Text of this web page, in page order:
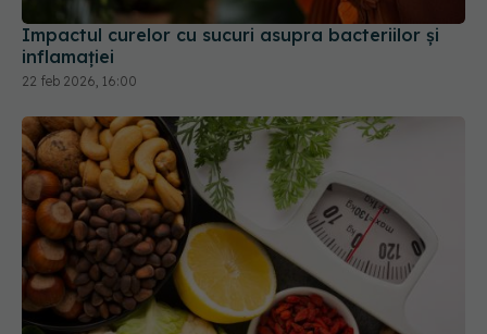
Impactul curelor cu sucuri asupra bacteriilor și
inflamației
22 feb 2026, 16:00